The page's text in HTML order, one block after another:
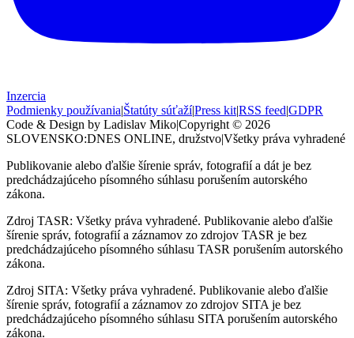
Inzercia
Podmienky používania|Štatúty súťaží|Press kit|RSS feed|GDPR
Code & Design by Ladislav Miko|Copyright © 2026
SLOVENSKO:DNES ONLINE, družstvo|Všetky práva vyhradené
Publikovanie alebo ďalšie šírenie správ, fotografií a dát je bez
predchádzajúceho písomného súhlasu porušením autorského
zákona.
Zdroj TASR: Všetky práva vyhradené. Publikovanie alebo ďalšie
šírenie správ, fotografií a záznamov zo zdrojov TASR je bez
predchádzajúceho písomného súhlasu TASR porušením autorského
zákona.
Zdroj SITA: Všetky práva vyhradené. Publikovanie alebo ďalšie
šírenie správ, fotografií a záznamov zo zdrojov SITA je bez
predchádzajúceho písomného súhlasu SITA porušením autorského
zákona.